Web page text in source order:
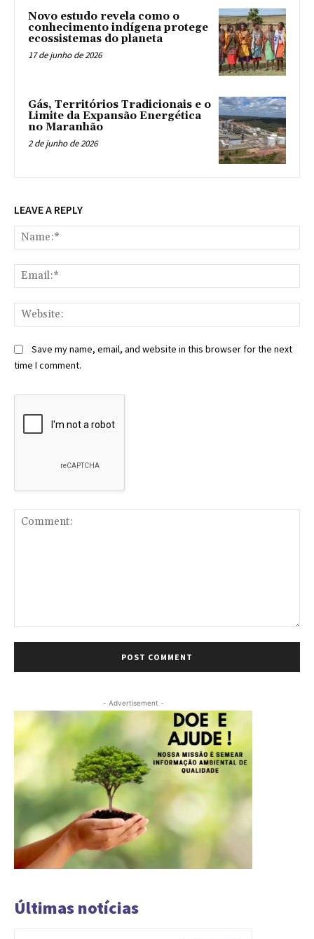
Novo estudo revela como o
conhecimento indígena protege
ecossistemas do planeta
17 de junho de 2026
Gás, Territórios Tradicionais e o
Limite da Expansão Energética
no Maranhão
2 de junho de 2026
LEAVE A REPLY
Save my name, email, and website in this browser for the next
time I comment.
- Advertisement -
Últimas notícias